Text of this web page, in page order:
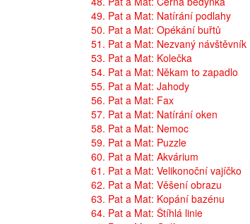
49. Pat a Mat: Natírání podlahy
50. Pat a Mat: Opékání buřtů
51. Pat a Mat: Nezvaný návštěvník
53. Pat a Mat: Kolečka
54. Pat a Mat: Někam to zapadlo
55. Pat a Mat: Jahody
56. Pat a Mat: Fax
57. Pat a Mat: Natírání oken
58. Pat a Mat: Nemoc
59. Pat a Mat: Puzzle
60. Pat a Mat: Akvárium
61. Pat a Mat: Velikonoční vajíčko
62. Pat a Mat: Věšení obrazu
63. Pat a Mat: Kopání bazénu
64. Pat a Mat: Štíhlá linie